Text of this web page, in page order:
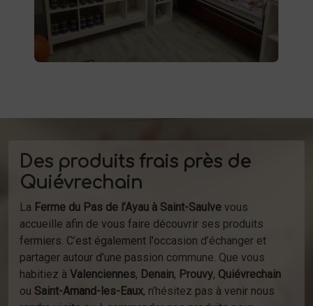
d'épicerie
à la ferme ou de notre service de
livraison.
Des produits frais près de
Quiévrechain
La Ferme du Pas de l’Ayau à Saint-Saulve vous
accueille afin de vous faire découvrir ses produits
fermiers. C’est également l'occasion d’échanger et
partager autour d’une passion commune. Que vous
habitiez à Valenciennes, Denain, Prouvy, Quiévrechain
ou Saint-Amand-les-Eaux, n’hésitez pas à venir nous